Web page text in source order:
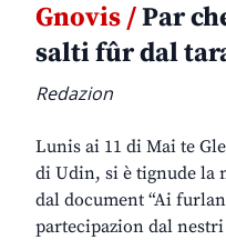
Gnovis /Par
salti fûr dal
Redazion
Lunis ai 11 di Mai te
di Udin, si è tignude la
dal document “Ai
partecipazion dal